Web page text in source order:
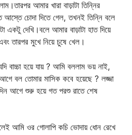
আমার খারা বাড়াটা তিন্নির
আস্তে চোদা দিতে গেল, তখনই তিন্নি বলে
দেখি।বলে আমার বাড়াটা হাত দিয়ে
তারপর মুখে নিয়ে চুষে খেল।
বাচ্চা হয়ে যায় ? আমি বললাম ভয় নাই,
বল তোমার মাসিক কবে হয়েছে ? লজ্জা
আগে শুরু হয়ে গত পরশু রাতে শেষ
আমি ওর গোলাপি কচি ভোদায় ধোন রেখে